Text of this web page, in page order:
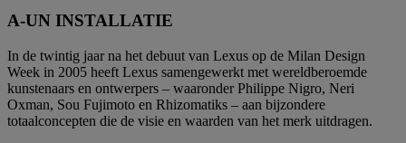
A-UN INSTALLATIE
In de twintig jaar na het debuut van Lexus op de Milan Design
Week in 2005 heeft Lexus samengewerkt met wereldberoemde
kunstenaars en ontwerpers – waaronder Philippe Nigro, Neri
Oxman, Sou Fujimoto en Rhizomatiks – aan bijzondere
totaalconcepten die de visie en waarden van het merk uitdragen.